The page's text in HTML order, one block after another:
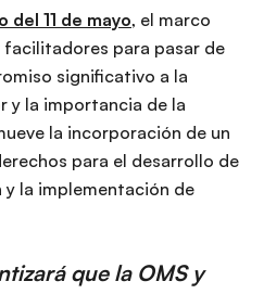
del 11 de mayo, el marco
para pasar de
significativo a la
y la importancia de la
la incorporación de un
para el desarrollo de
la implementación de
que la OMS y